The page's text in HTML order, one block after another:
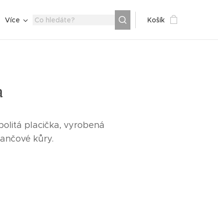
Více Košík
placička, vyrobená
kůry.